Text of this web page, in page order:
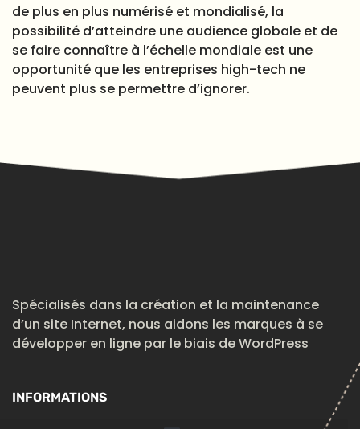
de plus en plus numérisé et mondialisé, la
possibilité d’atteindre une audience globale et de
se faire connaître à l’échelle mondiale est une
opportunité que les entreprises high-tech ne
peuvent plus se permettre d’ignorer.
Spécialisés dans la création et la maintenance
d’un site Internet, nous aidons les marques à se
développer en ligne par le biais de WordPress
INFORMATIONS